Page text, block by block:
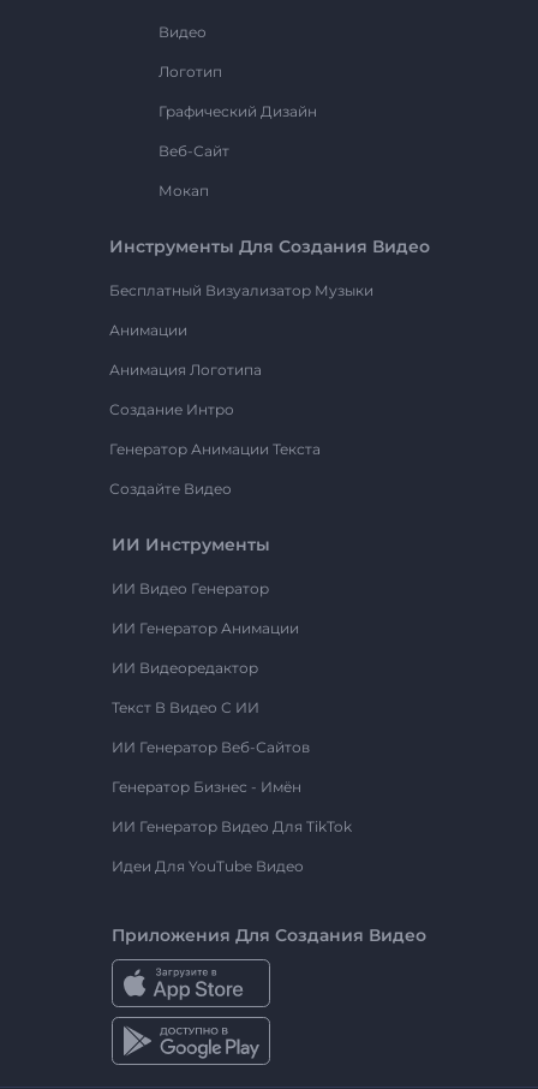
Видео
Логотип
Графический Дизайн
Веб-Сайт
Мокап
Инструменты Для Создания Видео
Бесплатный Визуализатор Музыки
Анимации
Анимация Логотипа
Создание Интро
Генератор Анимации Текста
Создайте Видео
ИИ Инструменты
ИИ Видео Генератор
ИИ Генератор Анимации
ИИ Видеоредактор
Текст В Видео С ИИ
ИИ Генератор Веб-Сайтов
Генератор Бизнес - Имён
ИИ Генератор Видео Для TikTok
Идеи Для YouTube Видео
Приложения Для Создания Видео